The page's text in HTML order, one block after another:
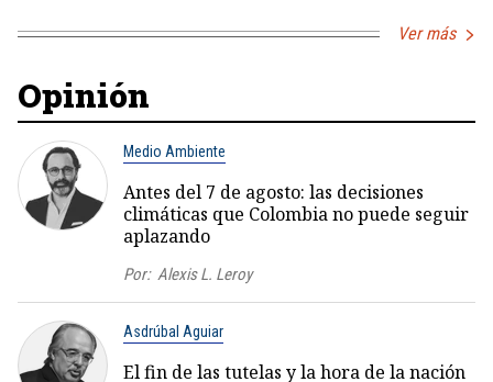
Ver más
Opinión
Medio Ambiente
Antes del 7 de agosto: las decisiones
climáticas que Colombia no puede seguir
aplazando
Por: Alexis L. Leroy
Asdrúbal Aguiar
El fin de las tutelas y la hora de la nación